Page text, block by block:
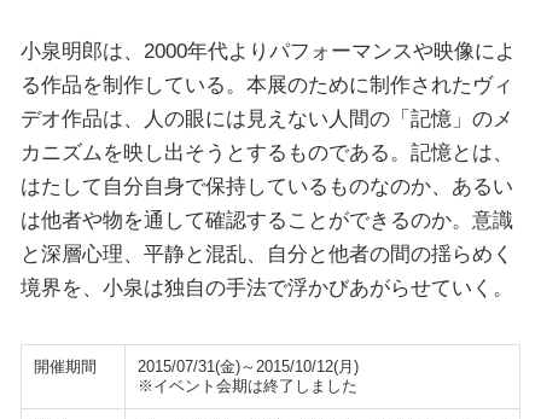
小泉明郎は、2000年代よりパフォーマンスや映像によ
る作品を制作している。本展のために制作されたヴィ
デオ作品は、人の眼には見えない人間の「記憶」のメ
カニズムを映し出そうとするものである。記憶とは、
はたして自分自身で保持しているものなのか、あるい
は他者や物を通して確認することができるのか。意識
と深層心理、平静と混乱、自分と他者の間の揺らめく
境界を、小泉は独自の手法で浮かびあがらせていく。
開催期間
2015/07/31(金)～2015/10/12(月)
※イベント会期は終了しました